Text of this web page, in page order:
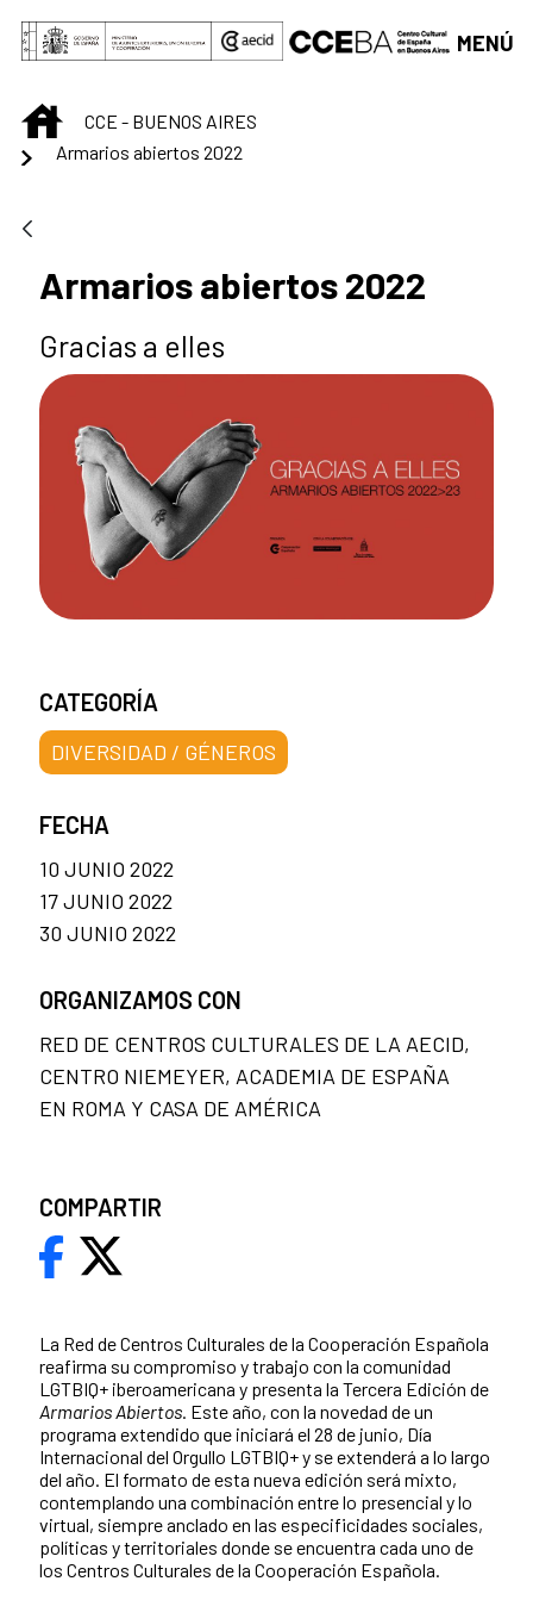
Saltar al contenido principal
MENÚ
INICIOCCE - BUENOS AIRES
Armarios abiertos 2022
Armarios abiertos 2022
Gracias a elles
La Red de Centros Culturales de la Cooperación Española
reafirma su compromiso y trabajo con la comunidad
LGTBIQ+ iberoamericana y presenta la Tercera Edición de
Armarios Abiertos . Este año, con la novedad de un
programa extendido que iniciará el 28 de junio, Día
Internacional del Orgullo LGTBIQ+ y se extenderá a lo largo
del año. El formato de esta nueva edición será mixto,
contemplando una combinación entre lo presencial y lo
virtual, siempre anclado en las especificidades sociales,
políticas y territoriales donde se encuentra cada uno de
los Centros Culturales de la Cooperación Española.
CATEGORÍA
DIVERSIDAD / GÉNEROS
FECHA
10 JUNIO 2022
17 JUNIO 2022
30 JUNIO 2022
ORGANIZAMOS CON
RED DE CENTROS CULTURALES DE LA AECID,
CENTRO NIEMEYER, ACADEMIA DE ESPAÑA
EN ROMA Y CASA DE AMÉRICA
COMPARTIR